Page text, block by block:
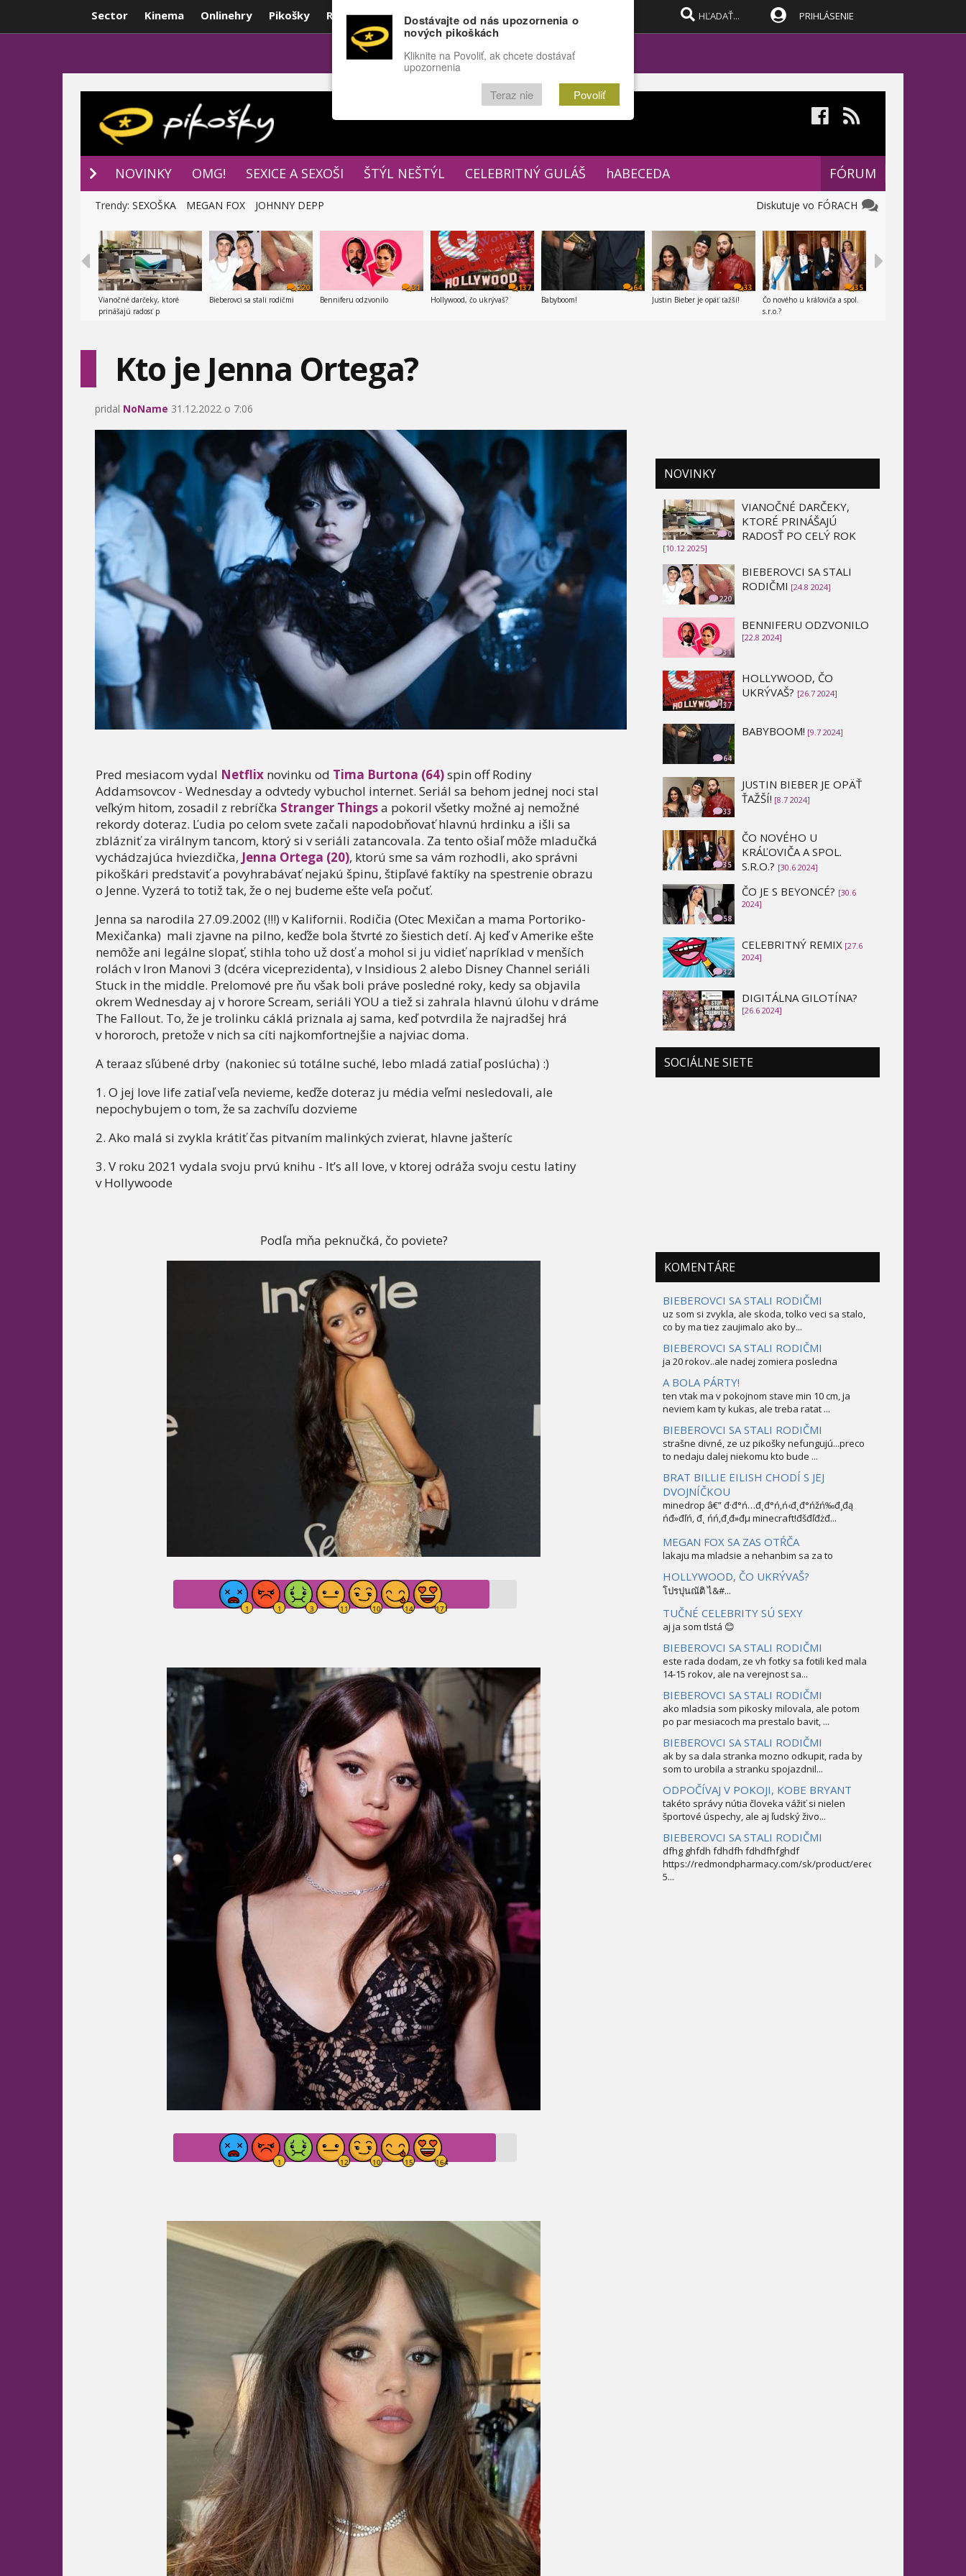
Sector Kinema Onlinehry Pikošky Rozprávky Funny Docu
POPULÁRNE FÓRUM
PRIHLÁSENIE
NOVINKY OMG! SEXICE A SEXOŠI ŠTÝL NEŠTÝL CELEBRITNÝ GULÁŠ hABECEDA FÓRUM
Diskutuje vo FÓRACH
Trendy: SEXOŠKA MEGAN FOX JOHNNY DEPP
Vianočné darčeky, ktoré
prinášajú radosť p
220
Bieberovci sa stali rodičmi
31
Benniferu odzvonilo
137
Hollywood, čo ukrývaš?
64
Babyboom!
33
Justin Bieber je opäť ťažší!
35
Čo nového u kráľoviča a spol.
s.r.o.?
Kto je Jenna Ortega?
pridal NoName 31.12.2022 o 7:06
Pred mesiacom vydal Netflix novinku od Tima Burtona (64)spin off Rodiny
Addamsovcov - Wednesday a odvtedy vybuchol internet. Seriál sa behom jednej noci stal
veľkým hitom, zosadil z rebríčka Stranger Thingsa pokoril všetky možné aj nemožné
rekordy doteraz. Ľudia po celom svete začali napodobňovať hlavnú hrdinku a išli sa
zblázniť za virálnym tancom, ktorý si v seriáli zatancovala. Za tento ošiaľ môže mladučká
vychádzajúca hviezdička, Jenna Ortega (20), ktorú sme sa vám rozhodli, ako správni
pikoškári predstaviť a povyhrabávať nejakú špinu, štipľavé faktíky na spestrenie obrazu
o Jenne. Vyzerá to totiž tak, že o nej budeme ešte veľa počuť.
Jenna sa narodila 27.09.2002 (!!!) v Kalifornii. Rodičia (Otec Mexičan a mama Portoriko-
Mexičanka) mali zjavne na pilno, keďže bola štvrté zo šiestich detí. Aj keď v Amerike ešte
nemôže ani legálne slopať, stihla toho už dosť a mohol si ju vidieť napríklad v menších
rolách v Iron Manovi 3 (dcéra viceprezidenta), v Insidious 2 alebo Disney Channel seriáli
Stuck in the middle. Prelomové pre ňu však boli práve posledné roky, kedy sa objavila
okrem Wednesday aj v horore Scream, seriáli YOU a tiež si zahrala hlavnú úlohu v dráme
The Fallout. To, že je trolinku cáklá priznala aj sama, keď potvrdila že najradšej hrá
v hororoch, pretože v nich sa cíti najkomfortnejšie a najviac doma.
A teraaz sľúbené drby (nakoniec sú totálne suché, lebo mladá zatiaľ poslúcha) :)
1. O jej love life zatiaľ veľa nevieme, keďže doteraz ju média veľmi nesledovali, ale
nepochybujem o tom, že sa zachvíľu dozvieme
2. Ako malá si zvykla krátiť čas pitvaním malinkých zvierat, hlavne jašteríc
3. V roku 2021 vydala svoju prvú knihu - It’s all love, v ktorej odráža svoju cestu latiny
v Hollywoode
Podľa mňa peknučká, čo poviete?
NOVINKY
0
VIANOČNÉ DARČEKY,
KTORÉ PRINÁŠAJÚ
RADOSŤ PO CELÝ ROK
[10.12 2025]
220
BIEBEROVCI SA STALI
RODIČMI [24.8 2024]
31
BENNIFERU ODZVONILO
[22.8 2024]
137
HOLLYWOOD, ČO
UKRÝVAŠ? [26.7 2024]
64
BABYBOOM! [9.7 2024]
33
JUSTIN BIEBER JE OPÄŤ
ŤAŽŠÍ! [8.7 2024]
35
ČO NOVÉHO U
KRÁĽOVIČA A SPOL.
S.R.O.? [30.6 2024]
58
ČO JE S BEYONCÉ? [30.6
2024]
32
CELEBRITNÝ REMIX [27.6
2024]
39
DIGITÁLNA GILOTÍNA?
[26.6 2024]
SOCIÁLNE SIETE
KOMENTÁRE
BIEBEROVCI SA STALI RODIČMI
uz som si zvykla, ale skoda, tolko veci sa stalo,
co by ma tiez zaujimalo ako by...
BIEBEROVCI SA STALI RODIČMI
ja 20 rokov..ale nadej zomiera posledna
A BOLA PÁRTY!
ten vtak ma v pokojnom stave min 10 cm, ja
neviem kam ty kukas, ale treba ratat ...
BIEBEROVCI SA STALI RODIČMI
strašne divné, ze uz pikošky nefungujú...preco
to nedaju dalej niekomu kto bude ...
BRAT BILLIE EILISH CHODÍ S JEJ
DVOJNÍČKOU
minedrop â€” đ·đ°ń…đ˛đ°ń‚ń‹đ˛đ°ńžń‰đ¸đą
ńđ»đľń‚ đ˛ ńń‚đ¸đ»đµ minecraft!đšđľđżđ...
MEGAN FOX SA ZAS OTŔČA
lakaju ma mladsie a nehanbim sa za to
HOLLYWOOD, ČO UKRÝVAŠ?
โปรปุนณัติ ไ&#...
TUČNÉ CELEBRITY SÚ SEXY
aj ja som tlstá 😊
BIEBEROVCI SA STALI RODIČMI
este rada dodam, ze vh fotky sa fotili ked mala
14-15 rokov, ale na verejnost sa...
BIEBEROVCI SA STALI RODIČMI
ako mladsia som pikosky milovala, ale potom
po par mesiacoch ma prestalo bavit, ...
BIEBEROVCI SA STALI RODIČMI
ak by sa dala stranka mozno odkupit, rada by
som to urobila a stranku spojazdnil...
ODPOČÍVAJ V POKOJI, KOBE BRYANT
takéto správy nútia človeka vážiť si nielen
športové úspechy, ale aj ľudský živo...
BIEBEROVCI SA STALI RODIČMI
dfhg ghfdh fdhdfh fdhdfhfghdf
https://redmondpharmacy.com/sk/product/erectofil-
5...
Dostávajte od nás upozornenia o
nových pikoškách
Kliknite na Povoliť, ak chcete dostávať
upozornenia
Teraz nie Povoliť